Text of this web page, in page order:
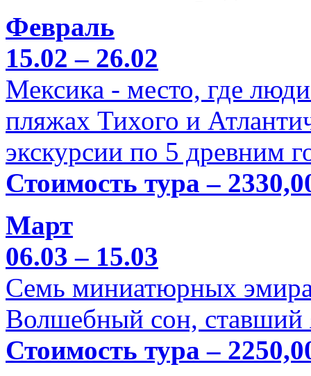
Февраль
15.02 – 26.02
Мексика - место, где
пляжах Тихого и
экскурсии по 5 древним
Стоимость тура –
Март
06.03 – 15.03
Семь миниатюрных
Волшебный сон, ставший
Стоимость тура –